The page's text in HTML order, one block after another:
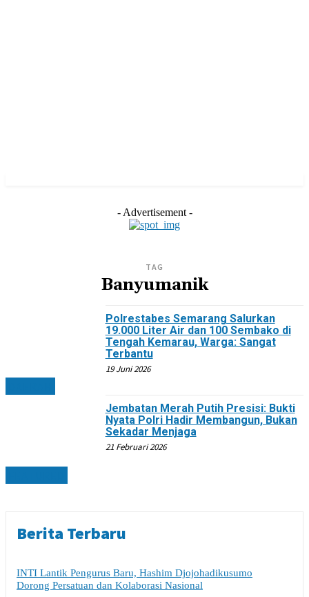
- Advertisement -
TAG
Banyumanik
Polrestabes Semarang Salurkan
19.000 Liter Air dan 100 Sembako di
Tengah Kemarau, Warga: Sangat
Terbantu
19 Juni 2026
Jembatan Merah Putih Presisi: Bukti
Nyata Polri Hadir Membangun, Bukan
Sekadar Menjaga
21 Februari 2026
Berita Terbaru
INTI Lantik Pengurus Baru, Hashim Djojohadikusumo
Dorong Persatuan dan Kolaborasi Nasional